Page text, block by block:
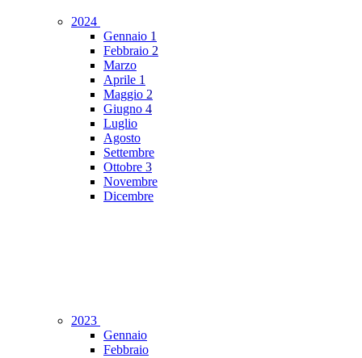
2024
Gennaio 1
Febbraio 2
Marzo
Aprile 1
Maggio 2
Giugno 4
Luglio
Agosto
Settembre
Ottobre 3
Novembre
Dicembre
2023
Gennaio
Febbraio